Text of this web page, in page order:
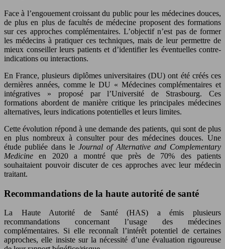
Face à l’engouement croissant du public pour les médecines douces,
de plus en plus de facultés de médecine proposent des formations
sur ces approches complémentaires. L’objectif n’est pas de former
les médecins à pratiquer ces techniques, mais de leur permettre de
mieux conseiller leurs patients et d’identifier les éventuelles contre-
indications ou interactions.
En France, plusieurs diplômes universitaires (DU) ont été créés ces
dernières années, comme le DU « Médecines complémentaires et
intégratives » proposé par l’Université de Strasbourg. Ces
formations abordent de manière critique les principales médecines
alternatives, leurs indications potentielles et leurs limites.
Cette évolution répond à une demande des patients, qui sont de plus
en plus nombreux à consulter pour des médecines douces. Une
étude publiée dans le Journal of Alternative and Complementary
Medicine en 2020 a montré que près de 70% des patients
souhaitaient pouvoir discuter de ces approches avec leur médecin
traitant.
Recommandations de la haute autorité de santé
La Haute Autorité de Santé (HAS) a émis plusieurs
recommandations concernant l’usage des médecines
complémentaires. Si elle reconnaît l’intérêt potentiel de certaines
approches, elle insiste sur la nécessité d’une évaluation rigoureuse